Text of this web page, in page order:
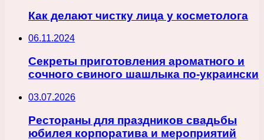
Как делают чистку лица у косметолога
06.11.2024
Секреты приготовления ароматного и
сочного свиного шашлыка по-украински
03.07.2026
Рестораны для праздников свадьбы
юбилея корпоратива и мероприятий